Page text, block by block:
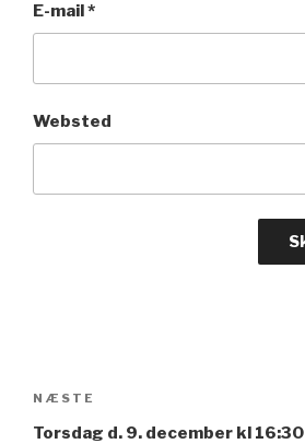
E-mail*
Websted
Næste
indlæg
NÆSTE
Torsdag d. 9. december kl 16:30